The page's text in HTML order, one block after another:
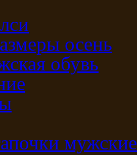
осень
обувь
мужские